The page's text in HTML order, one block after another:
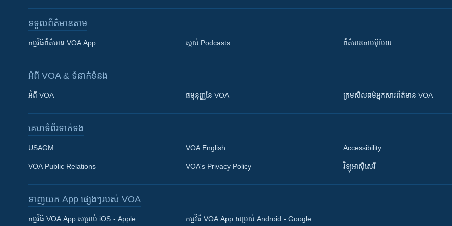
Khmer English
ទទួល​ព័ត៌មាន​តាម
កម្មវិធី​ព័ត៌មាន VOA App ស្តាប់ Podcasts ព័ត៌មាន​តាម​អ៊ីមែល
អំពី​ VOA & ទំនាក់ទំនង
អំពី​ VOA ធម្មនុញ្ញ​នៃ VOA ក្រម​​​សីលធម៌​​​អ្នក​​​សារព័ត៌មាន VOA
គេហទំព័រ​​ទាក់ទង
USAGM
VOA Public Relations
VOA English
VOA's Privacy Policy
Accessibility
វិទ្យុ​អាស៊ី​សេរី
ទាញយក​ App ផ្សេងៗ​របស់​ VOA
កម្មវិធី​ VOA App សម្រាប់ iOS - Apple កម្មវិធី​ VOA App សម្រាប់ Android - Google